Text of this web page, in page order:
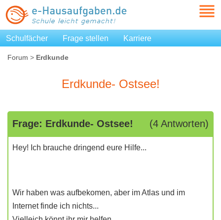
Schulfächer Frage stellen Karriere
Forum > Erdkunde
Erdkunde- Ostsee!
Frage: Erdkunde- Ostsee! (4 Antworten)
Hey! Ich brauche dringend eure Hilfe...
Wir haben was aufbekomen, aber im Atlas und im
Internet finde ich nichts...